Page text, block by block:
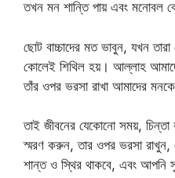
তখন মন শান্তি পায় এবং মনোবল
ছোট বাচ্চাদের মত ভাবুন, যখন
কোলেই শিথিল হয়। আল্লাহ
তাঁর ওপর ভরসা রাখা আমাদের
তাই জীবনের যেকোনো সময়,
স্মরণ করুন, তার ওপর ভরসা
শান্ত ও স্থির থাকবে, এবং আপনি